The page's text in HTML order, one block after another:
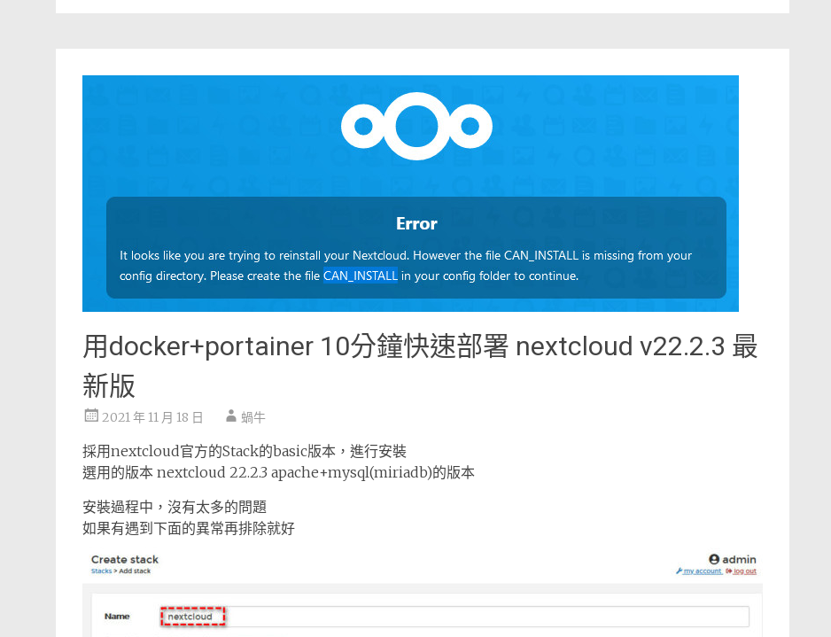
用docker+portainer 10分鐘快速部署 nextcloud v22.2.3 最
新版
2021 年 11 月 18 日 蝸牛
採用nextcloud官方的Stack的basic版本，進行安裝
選用的版本 nextcloud 22.2.3 apache+mysql(miriadb)的版本
安裝過程中，沒有太多的問題
如果有遇到下面的異常再排除就好